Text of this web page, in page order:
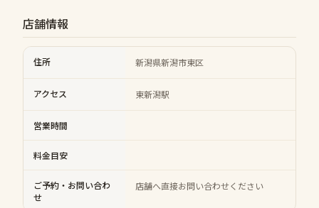
店舗情報
住所 新潟県新潟市東区
アクセス 東新潟駅
営業時間
料金目安
ご予約・お問い合わ
せ
店舗へ直接お問い合わせください